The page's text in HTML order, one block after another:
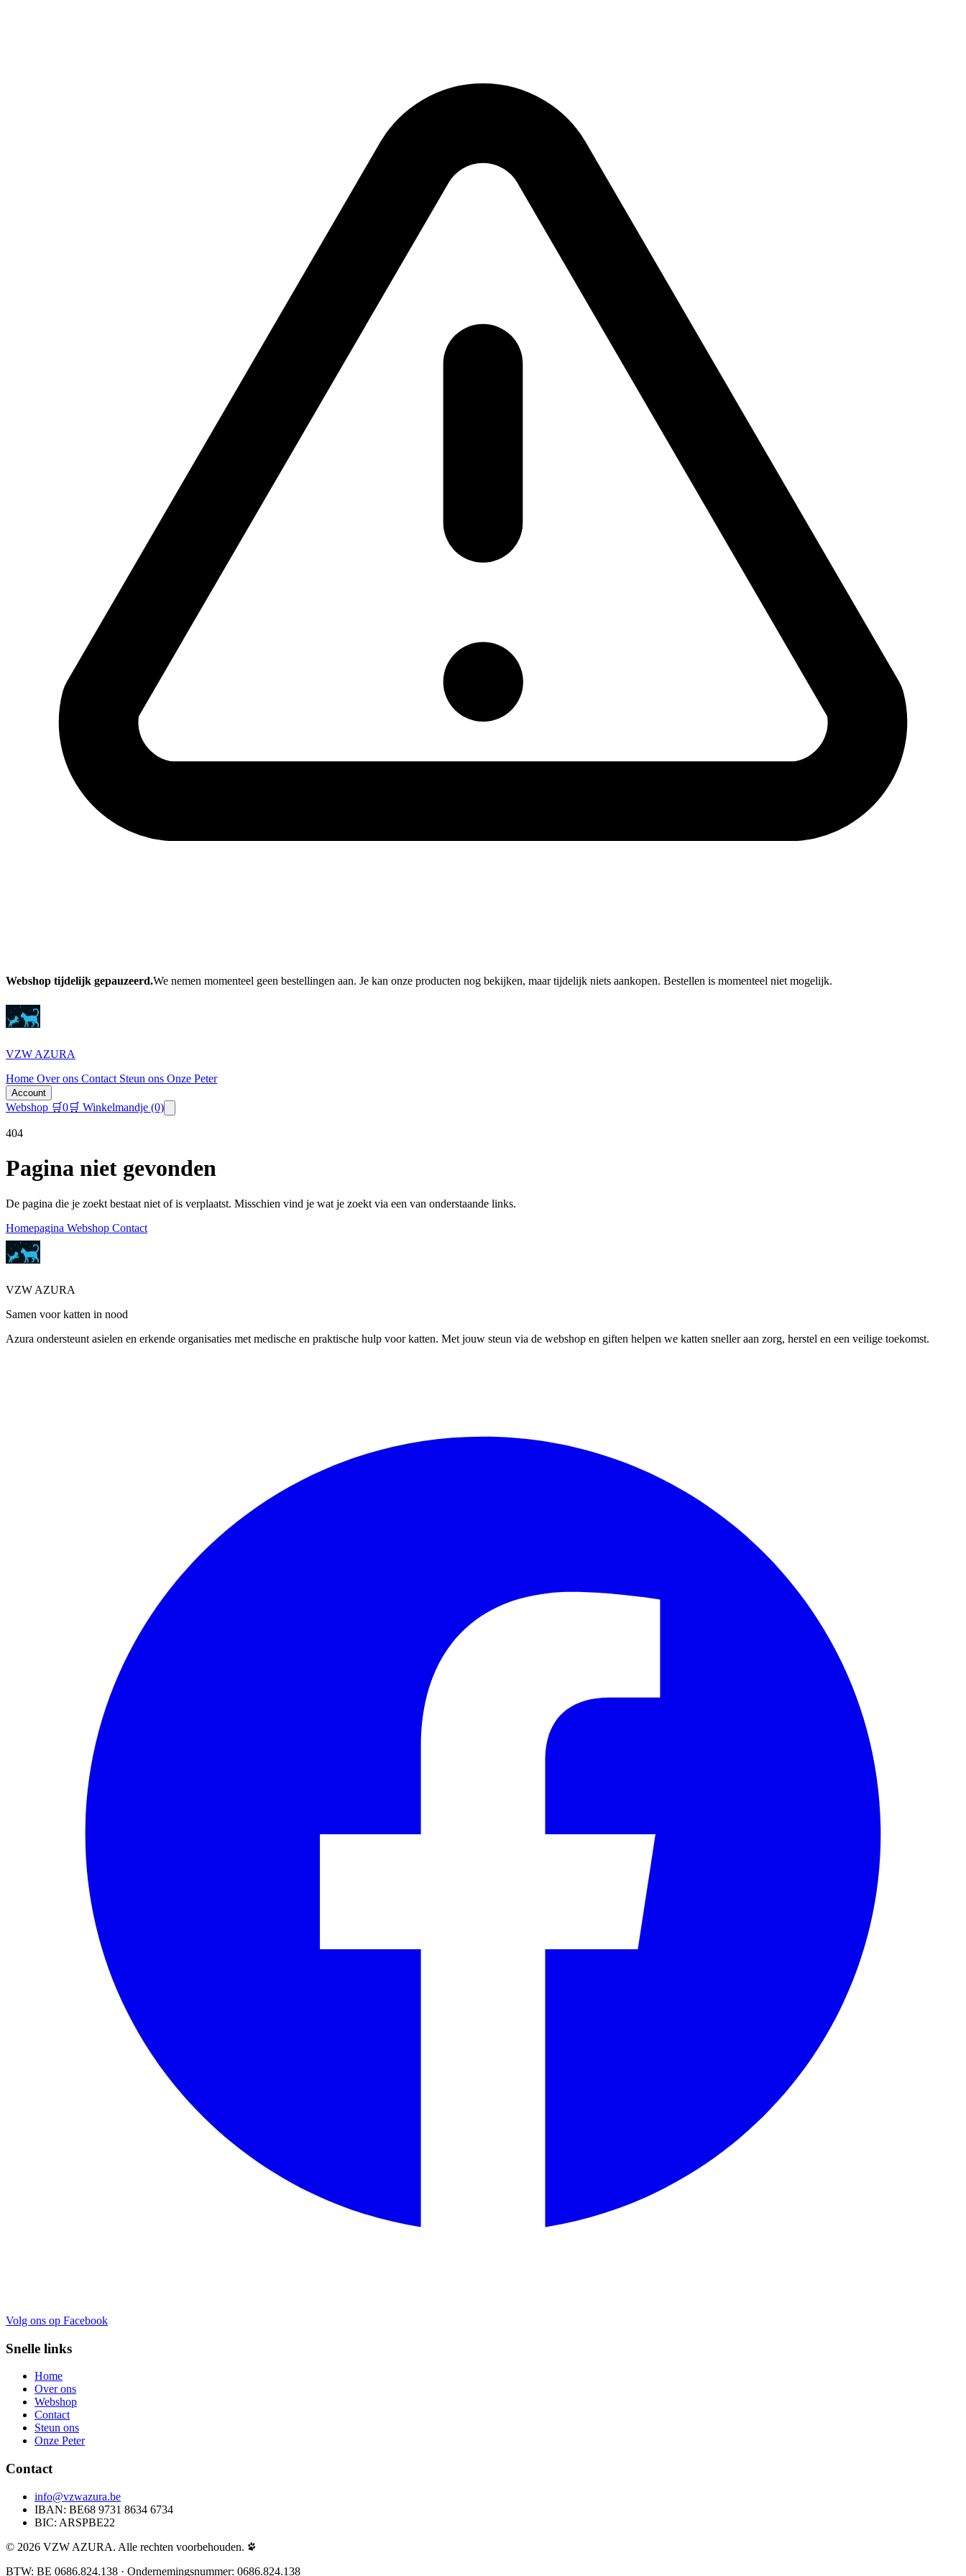
Webshop tijdelijk gepauzeerd.We nemen momenteel geen bestellingen aan. Je kan onze producten nog bekijken, maar tijdelijk niets aankopen. Bestellen is momenteel niet mogelijk.
VZW AZURA
Home Over ons Contact Steun ons Onze Peter
Account
Webshop 🛒0🛒 Winkelmandje (0)
404
Pagina niet gevonden
De pagina die je zoekt bestaat niet of is verplaatst. Misschien vind je wat je zoekt via een van onderstaande links.
Homepagina Webshop Contact
VZW AZURA
Samen voor katten in nood
Azura ondersteunt asielen en erkende organisaties met medische en praktische hulp voor katten. Met jouw steun via de webshop en giften helpen we katten sneller aan zorg, herstel en een veilige toekomst.
Volg ons op Facebook
Snelle links
Home
Over ons
Webshop
Contact
Steun ons
Onze Peter
Contact
info@vzwazura.be
IBAN: BE68 9731 8634 6734
BIC: ARSPBE22
© 2026 VZW AZURA. Alle rechten voorbehouden.
BTW: BE 0686.824.138 · Ondernemingsnummer: 0686.824.138